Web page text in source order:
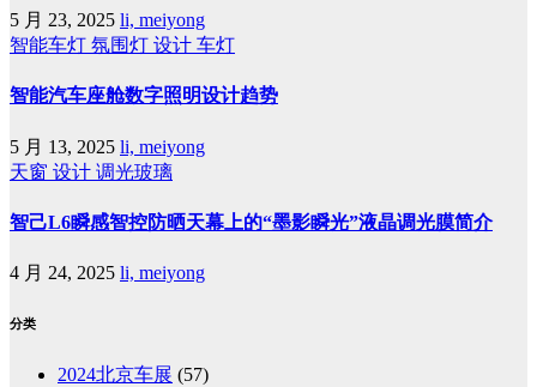
5 月 23, 2025 li, meiyong
智能车灯 氛围灯 设计 车灯
智能汽车座舱数字照明设计趋势
5 月 13, 2025 li, meiyong
天窗 设计 调光玻璃
智己L6瞬感智控防晒天幕上的“墨影瞬光”液晶调光膜简介
4 月 24, 2025 li, meiyong
分类
2024北京车展 (57)